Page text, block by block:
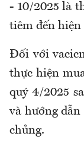
- 10/2025 là
tiêm đến hiện
Đối với
thực hiện
quý 4/2025
và hướng
chủng.